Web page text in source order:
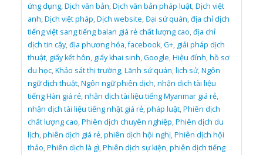
ứng dụng,Dịch văn bản,Dịch văn bản pháp luật,Dịch việt
anh,Dịch việt pháp,Dịch website,Đại sứ quán,địa chỉ dịch
tiếng việt sang tiếng balan giá rẻ chất lượng cao,địa chỉ
dịch tin cậy,địa phương hóa,facebook,G+, giải pháp dịch
thuật, giấy kết hôn, giấy khai sinh,Google,Hiệu đính,hồ sơ
du học,Khảo sát thị trường,Lãnh sứ quán,lịch sử,Ngôn
ngữ dịch thuật,Ngôn ngữ phiên dịch,nhận dịch tài liệu
tiếng Hàn giá rẻ,nhận dịch tài liệu tiếng Myanmar giá rẻ,
nhận dịch tài liệu tiếng nhật giá rẻ,pháp luật,Phiên dịch
chất lượng cao,Phiên dịch chuyên nghiệp,Phiên dịch du
lịch,phiên dịch giá rẻ,phiên dịch hội nghị,Phiên dịch hội
thảo,Phiên dịch là gì,Phiên dịch sự kiện,phiên dịch tiếng